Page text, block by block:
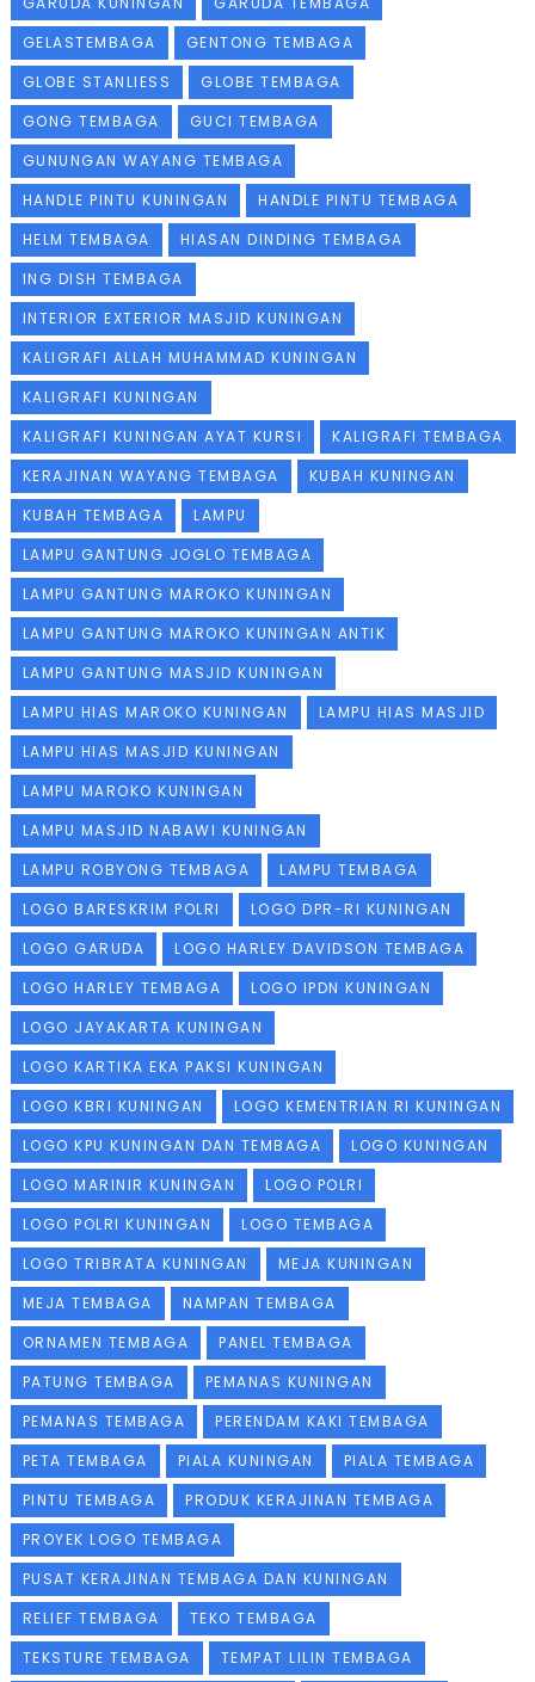
GELASTEMBAGA
GENTONG TEMBAGA
GLOBE STANLIESS
GLOBE TEMBAGA
GONG TEMBAGA
GUCI TEMBAGA
GUNUNGAN WAYANG TEMBAGA
HANDLE PINTU KUNINGAN
HANDLE PINTU TEMBAGA
HELM TEMBAGA
HIASAN DINDING TEMBAGA
ING DISH TEMBAGA
INTERIOR EXTERIOR MASJID KUNINGAN
KALIGRAFI ALLAH MUHAMMAD KUNINGAN
KALIGRAFI KUNINGAN
KALIGRAFI KUNINGAN AYAT KURSI
KALIGRAFI TEMBAGA
KERAJINAN WAYANG TEMBAGA
KUBAH KUNINGAN
KUBAH TEMBAGA
LAMPU
LAMPU GANTUNG JOGLO TEMBAGA
LAMPU GANTUNG MAROKO KUNINGAN
LAMPU GANTUNG MAROKO KUNINGAN ANTIK
LAMPU GANTUNG MASJID KUNINGAN
LAMPU HIAS MAROKO KUNINGAN
LAMPU HIAS MASJID
LAMPU HIAS MASJID KUNINGAN
LAMPU MAROKO KUNINGAN
LAMPU MASJID NABAWI KUNINGAN
LAMPU ROBYONG TEMBAGA
LAMPU TEMBAGA
LOGO BARESKRIM POLRI
LOGO DPR-RI KUNINGAN
LOGO GARUDA
LOGO HARLEY DAVIDSON TEMBAGA
LOGO HARLEY TEMBAGA
LOGO IPDN KUNINGAN
LOGO JAYAKARTA KUNINGAN
LOGO KARTIKA EKA PAKSI KUNINGAN
LOGO KBRI KUNINGAN
LOGO KEMENTRIAN RI KUNINGAN
LOGO KPU KUNINGAN DAN TEMBAGA
LOGO KUNINGAN
LOGO MARINIR KUNINGAN
LOGO POLRI
LOGO POLRI KUNINGAN
LOGO TEMBAGA
LOGO TRIBRATA KUNINGAN
MEJA KUNINGAN
MEJA TEMBAGA
NAMPAN TEMBAGA
ORNAMEN TEMBAGA
PANEL TEMBAGA
PATUNG TEMBAGA
PEMANAS KUNINGAN
PEMANAS TEMBAGA
PERENDAM KAKI TEMBAGA
PETA TEMBAGA
PIALA KUNINGAN
PIALA TEMBAGA
PINTU TEMBAGA
PRODUK KERAJINAN TEMBAGA
PROYEK LOGO TEMBAGA
PUSAT KERAJINAN TEMBAGA DAN KUNINGAN
RELIEF TEMBAGA
TEKO TEMBAGA
TEKSTURE TEMBAGA
TEMPAT LILIN TEMBAGA